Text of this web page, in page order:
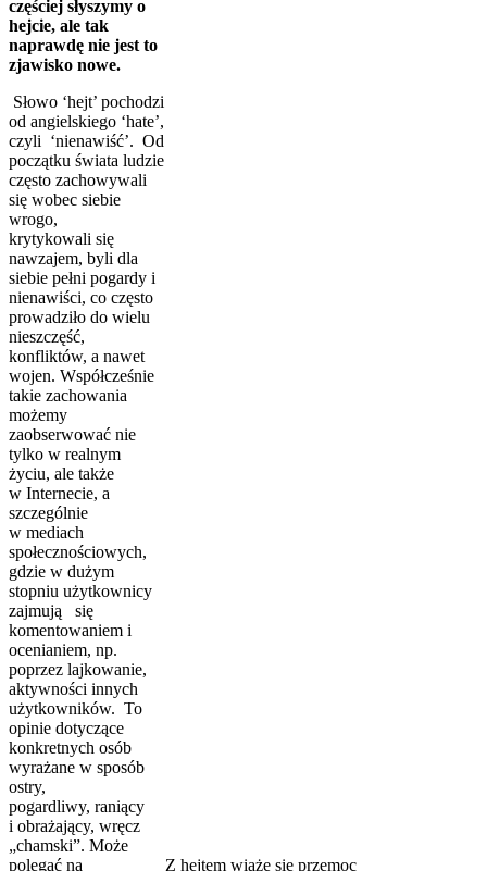
częściej słyszymy o
hejcie, ale tak
naprawdę nie jest to
zjawisko nowe.
Słowo ‘hejt’ pochodzi
od angielskiego ‘hate’,
czyli ‘nienawiść’. Od
początku świata ludzie
często zachowywali
się wobec siebie
wrogo,
krytykowali się
nawzajem, byli dla
siebie pełni pogardy i
nienawiści, co często
prowadziło do wielu
nieszczęść,
konfliktów, a nawet
wojen. Współcześnie
takie zachowania
możemy
zaobserwować nie
tylko w realnym
życiu, ale także
w Internecie, a
szczególnie
w mediach
społecznościowych,
gdzie w dużym
stopniu użytkownicy
zajmują się
komentowaniem i
ocenianiem, np.
poprzez lajkowanie,
aktywności innych
użytkowników. To
opinie dotyczące
konkretnych osób
wyrażane w sposób
ostry,
pogardliwy, raniący
i obrażający, wręcz
„chamski”. Może
polegać na
Z hejtem wiąże się przemoc